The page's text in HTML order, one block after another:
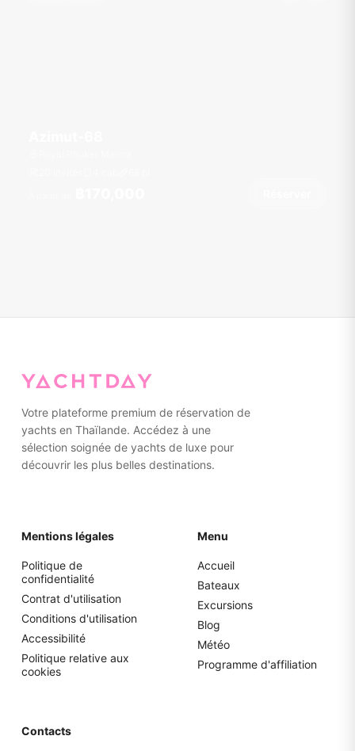
Votre plateforme premium de réservation de
yachts en Thaïlande. Accédez à une
sélection soignée de yachts de luxe pour
découvrir les plus belles destinations.
Mentions légales
Politique de
confidentialité
Contrat d'utilisation
Conditions d'utilisation
Accessibilité
Politique relative aux
cookies
Menu
Accueil
Bateaux
Excursions
Blog
Météo
Programme d'affiliation
Contacts